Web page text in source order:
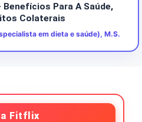
Benefícios Para A Saúde,
Colaterais
em dieta e saúde), M.S.
Fitflix